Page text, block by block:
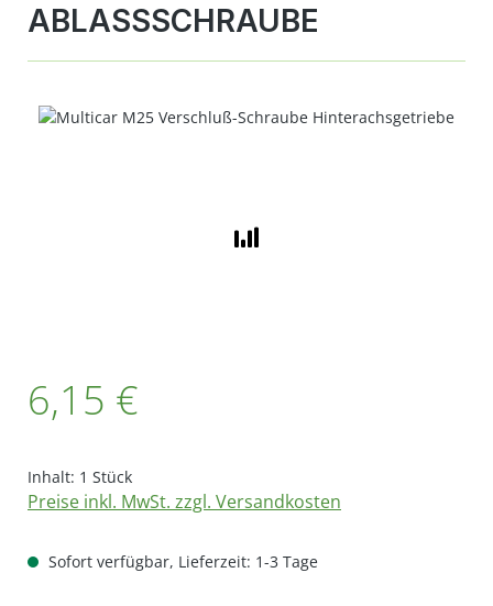
ABLASSSCHRAUBE
Bildergalerie überspringen
6,15 €
Inhalt: 1 Stück
Preise inkl. MwSt. zzgl. Versandkosten
Sofort verfügbar, Lieferzeit: 1-3 Tage